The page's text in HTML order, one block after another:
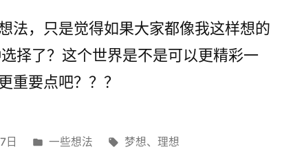
法，只是觉得如果大家都像我这样想的
择了？这个世界是不是可以更精彩一
重要点吧？？？
日
发
一些想法
标
梦想、 理想